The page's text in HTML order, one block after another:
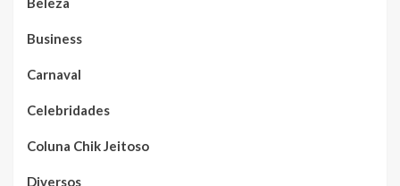
Business
Carnaval
Celebridades
Coluna Chik Jeitoso
Diversos